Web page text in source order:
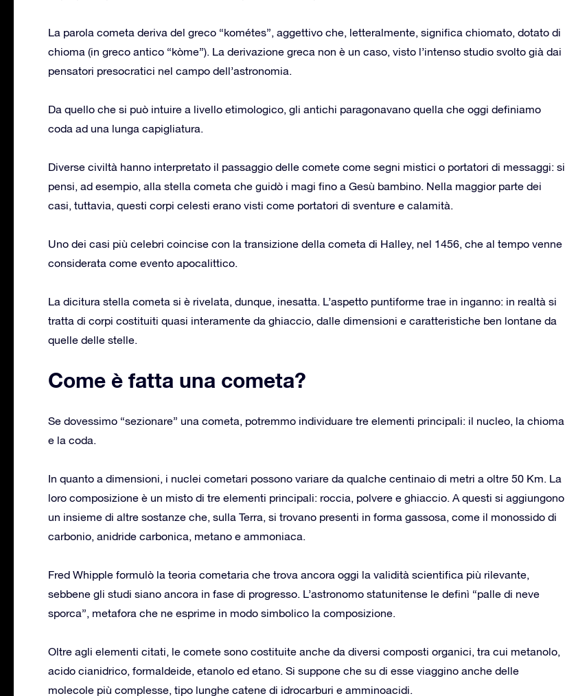
La parola cometa deriva del greco “kométes”, aggettivo che, letteralmente, significa chiomato, dotato di
chioma (in greco antico “kòme”). La derivazione greca non è un caso, visto l’intenso studio svolto già dai
pensatori presocratici nel campo dell’astronomia.
Da quello che si può intuire a livello etimologico, gli antichi paragonavano quella che oggi definiamo
coda ad una lunga capigliatura.
Diverse civiltà hanno interpretato il passaggio delle comete come segni mistici o portatori di messaggi: si
pensi, ad esempio, alla stella cometa che guidò i magi fino a Gesù bambino. Nella maggior parte dei
casi, tuttavia, questi corpi celesti erano visti come portatori di sventure e calamità.
Uno dei casi più celebri coincise con la transizione della cometa di Halley, nel 1456, che al tempo venne
considerata come evento apocalittico.
La dicitura stella cometa si è rivelata, dunque, inesatta. L’aspetto puntiforme trae in inganno: in realtà si
tratta di corpi costituiti quasi interamente da ghiaccio, dalle dimensioni e caratteristiche ben lontane da
quelle delle stelle.
Come è fatta una cometa?
Se dovessimo “sezionare” una cometa, potremmo individuare tre elementi principali: il nucleo, la chioma
e la coda.
In quanto a dimensioni, i nuclei cometari possono variare da qualche centinaio di metri a oltre 50 Km. La
loro composizione è un misto di tre elementi principali: roccia, polvere e ghiaccio. A questi si aggiungono
un insieme di altre sostanze che, sulla Terra, si trovano presenti in forma gassosa, come il monossido di
carbonio, anidride carbonica, metano e ammoniaca.
Fred Whipple formulò la teoria cometaria che trova ancora oggi la validità scientifica più rilevante,
sebbene gli studi siano ancora in fase di progresso. L’astronomo statunitense le definì “palle di neve
sporca”, metafora che ne esprime in modo simbolico la composizione.
Oltre agli elementi citati, le comete sono costituite anche da diversi composti organici, tra cui metanolo,
acido cianidrico, formaldeide, etanolo ed etano. Si suppone che su di esse viaggino anche delle
molecole più complesse, tipo lunghe catene di idrocarburi e amminoacidi.